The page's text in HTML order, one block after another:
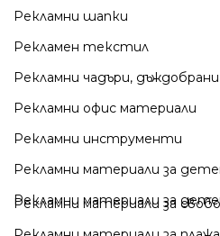
Рекламни шапки
Рекламен текстил
Рекламни чадъри, дъждобрани
Рекламни офис материали
Рекламни инструменти
Рекламни материали за
Рекламни материали за
Рекламни материали за